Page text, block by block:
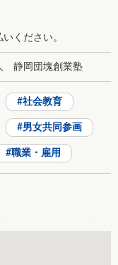
ください。
静岡団塊創業塾
社会教育
男女共同参画
職業・雇用